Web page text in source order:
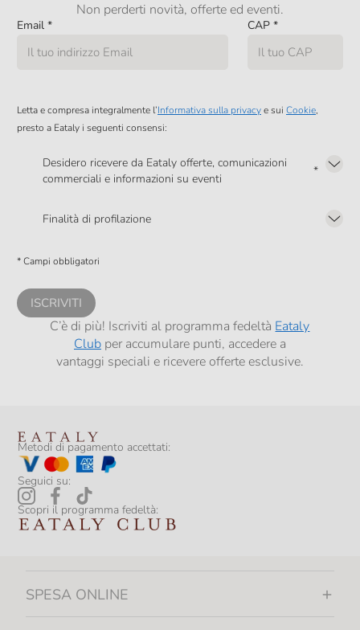
Non perderti novità, offerte ed eventi.
Email * CAP *
Letta e compresa integralmente l’Informativa sulla privacye sui Cookie,
presto a Eataly i seguenti consensi:
Desidero ricevere da Eataly offerte, comunicazioni
commerciali e informazioni su eventi
*
Finalità di profilazione
comunicazioni commerciali personalizzate, in caso di consenso prestato ai
* Campi obbligatori
ISCRIVITI
C’è di più! Iscriviti al programma fedeltà Eataly
Clubper accumulare punti, accedere a
vantaggi speciali e ricevere offerte esclusive.
Metodi di pagamento accettati:
Seguici su:
Scopri il programma fedeltà:
SPESA ONLINE